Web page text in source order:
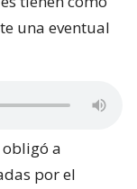
una eventual
a
por el